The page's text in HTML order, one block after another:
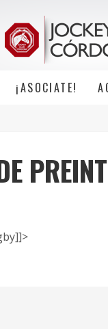
¡ASOCIATE!